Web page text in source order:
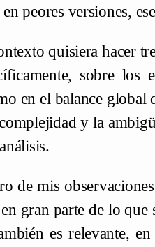
peores versiones,
quisiera hacer
sobre los
en el balance
y la
de mis
en gran parte de lo
es relevante,